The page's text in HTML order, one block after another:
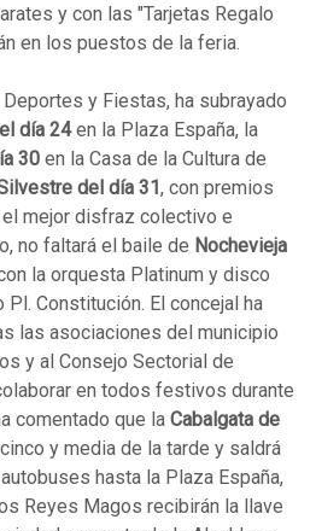
y con las "Tarjetas Regalo
en los puestos de la feria.
y Fiestas, ha subrayado
día 24en la Plaza España, la
30 en la Casa de la Cultura de
del día 31, con premios
mejor disfraz colectivo e
no faltará el baile de Nochevieja
la orquesta Platinum y disco
Constitución. El concejal ha
las asociaciones del municipio
y al Consejo Sectorial de
en todos festivos durante
comentado que la Cabalgata de
y media de la tarde y saldrá
hasta la Plaza España,
Reyes Magos recibirán la llave